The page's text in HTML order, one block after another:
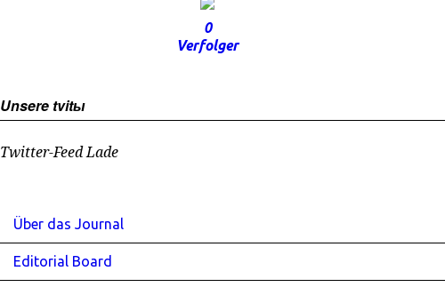
0
Verfolger
Unsere tvitы
Twitter-Feed Lade
Über das Journal
Editorial Board